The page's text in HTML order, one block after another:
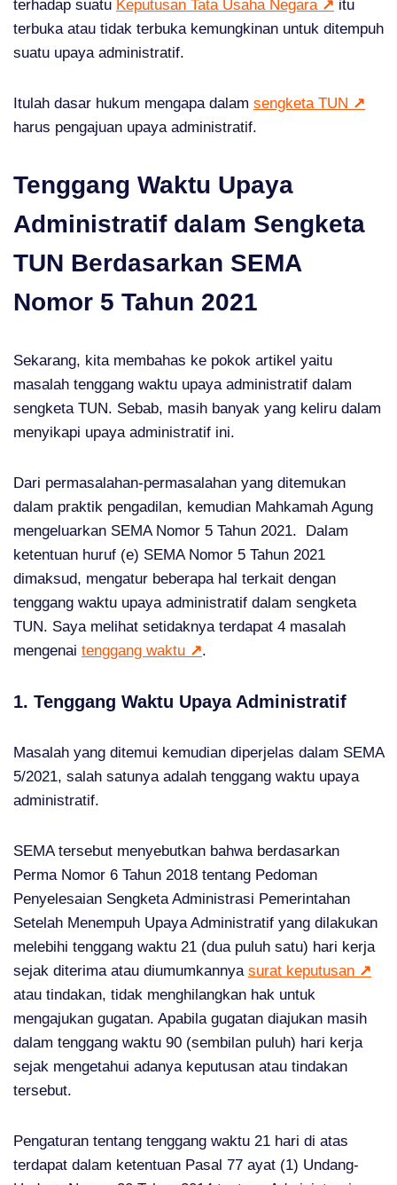
terhadap suatu Keputusan Tata Usaha Negara ↗ itu
terbuka atau tidak terbuka kemungkinan untuk ditempuh
suatu upaya administratif.
Itulah dasar hukum mengapa dalam sengketa TUN ↗
harus pengajuan upaya administratif.
Tenggang Waktu Upaya
Administratif dalam Sengketa
TUN Berdasarkan SEMA
Nomor 5 Tahun 2021
Sekarang, kita membahas ke pokok artikel yaitu
masalah tenggang waktu upaya administratif dalam
sengketa TUN. Sebab, masih banyak yang keliru dalam
menyikapi upaya administratif ini.
Dari permasalahan-permasalahan yang ditemukan
dalam praktik pengadilan, kemudian Mahkamah Agung
mengeluarkan SEMA Nomor 5 Tahun 2021. Dalam
ketentuan huruf (e) SEMA Nomor 5 Tahun 2021
dimaksud, mengatur beberapa hal terkait dengan
tenggang waktu upaya administratif dalam sengketa
TUN. Saya melihat setidaknya terdapat 4 masalah
mengenai tenggang waktu ↗.
1. Tenggang Waktu Upaya Administratif
Masalah yang ditemui kemudian diperjelas dalam SEMA
5/2021, salah satunya adalah tenggang waktu upaya
administratif.
SEMA tersebut menyebutkan bahwa berdasarkan
Perma Nomor 6 Tahun 2018 tentang Pedoman
Penyelesaian Sengketa Administrasi Pemerintahan
Setelah Menempuh Upaya Administratif yang dilakukan
melebihi tenggang waktu 21 (dua puluh satu) hari kerja
sejak diterima atau diumumkannya surat keputusan ↗
atau tindakan, tidak menghilangkan hak untuk
mengajukan gugatan. Apabila gugatan diajukan masih
dalam tenggang waktu 90 (sembilan puluh) hari kerja
sejak mengetahui adanya keputusan atau tindakan
tersebut.
Pengaturan tentang tenggang waktu 21 hari di atas
terdapat dalam ketentuan Pasal 77 ayat (1) Undang-